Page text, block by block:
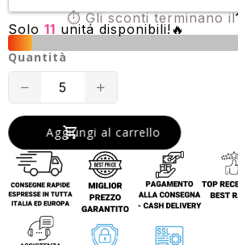
⏱️ Gli sconti terminano il
Solo 11 unitá disponibili!🔥
Quantità
Translation
missing:
it.products.product.decrease
Translation
missing:
Aggiungi al carrello